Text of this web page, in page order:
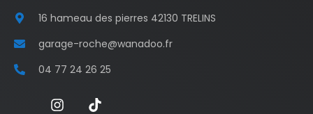
16 hameau des pierres 42130 TRELINS
garage-roche@wanadoo.fr
04 77 24 26 25